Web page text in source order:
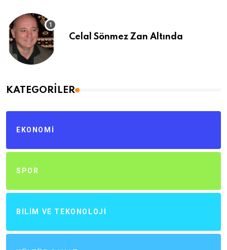
Celal Sönmez Zan Altında
KATEGORILER
EKONOMI
SPOR
BILIM VE TEKONOLOJI